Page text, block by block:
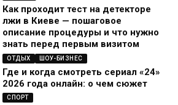
Как проходит тест на детекторе
лжи в Киеве — пошаговое
описание процедуры и что нужно
знать перед первым визитом
ОТДЫХ ШОУ-БИЗНЕС
Где и когда смотреть сериал «24»
2026 года онлайн: о чем сюжет
СПОРТ